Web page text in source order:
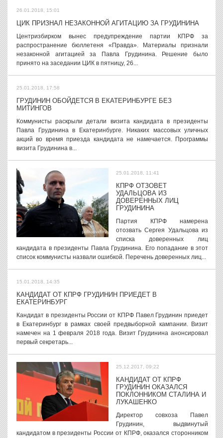
26.01.2018, 15:01
ЦИК ПРИЗНАЛ НЕЗАКОННОЙ АГИТАЦИЮ ЗА ГРУДИНИНА
Центризбирком вынес предупреждение партии КПРФ за
распространение бюллетеня «Правда». Материалы признали
незаконной агитацией за Павла Грудинина. Решение было
принято на заседании ЦИК в пятницу, 26...
25.01.2018, 17:58
ГРУДИНИН ОБОЙДЕТСЯ В ЕКАТЕРИНБУРГЕ БЕЗ
МИТИНГОВ
Коммунисты раскрыли детали визита кандидата в президенты
Павла Грудинина в Екатеринбурге. Никаких массовых уличных
акций во время приезда кандидата не намечается. Программы
визита Грудинина в...
25.01.2018, 11:41
КПРФ ОТЗОВЕТ
УДАЛЬЦОВА ИЗ
ДОВЕРЕННЫХ ЛИЦ
ГРУДИНИНА
Партия КПРФ намерена
отозвать Сергея Удальцова из
списка доверенных лиц
кандидата в президенты Павла Грудинина. Его попадание в этот
список коммунисты назвали ошибкой. Перечень доверенных лиц...
15.01.2018, 14:35
КАНДИДАТ ОТ КПРФ ГРУДИНИН ПРИЕДЕТ В
ЕКАТЕРИНБУРГ
Кандидат в президенты России от КПРФ Павел Грудинин приедет
в Екатеринбург в рамках своей предвыборной кампании. Визит
намечен на 1 февраля 2018 года. Визит Грудинина анонсировал
первый секретарь...
25.12.2017, 09:22
КАНДИДАТ ОТ КПРФ
ГРУДИНИН ОКАЗАЛСЯ
ПОКЛОННИКОМ СТАЛИНА И
ЛУКАШЕНКО
Директор совхоза Павел
Грудинин, выдвинутый
кандидатом в президенты России от КПРФ, оказался сторонником